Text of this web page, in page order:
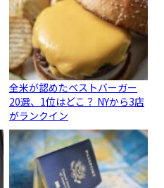
全米が認めたベストバーガー
20選、1位はどこ？ NYから3店
がランクイン